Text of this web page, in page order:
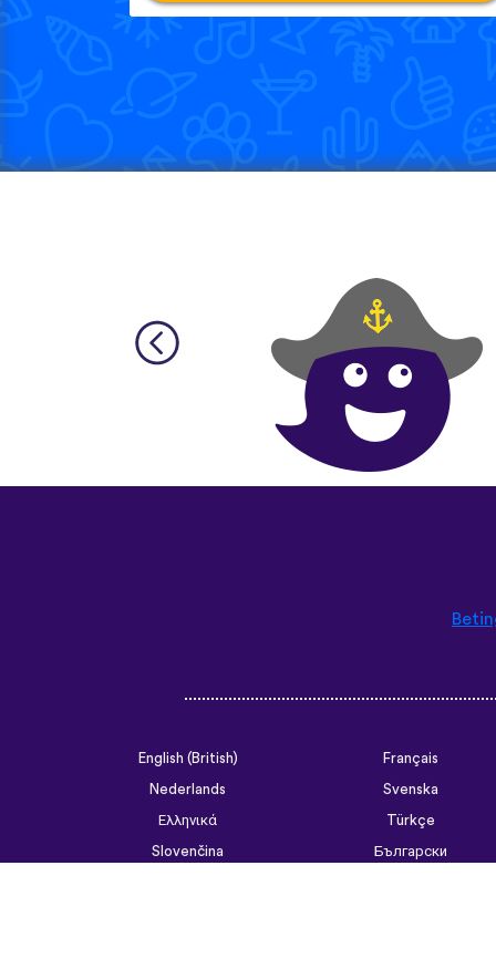
English (British)
Français
Nederlands
Svenska
Ελληνικά
Türkçe
Slovenčina
Български